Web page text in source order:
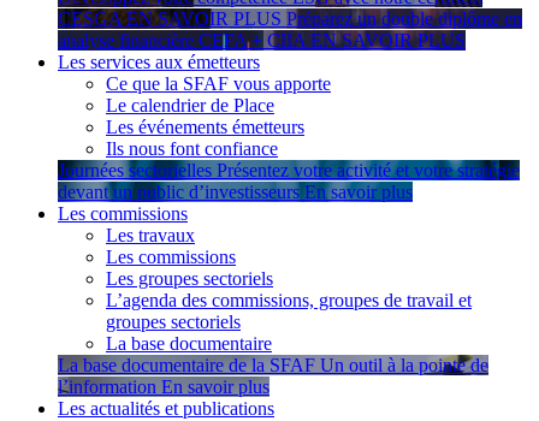
CESGA EN SAVOIR PLUS Préparez un double diplôme en
analyse financière CEFA + CIIA EN SAVOIR PLUS
Les services aux émetteurs
Ce que la SFAF vous apporte
Le calendrier de Place
Les événements émetteurs
Ils nous font confiance
Journées sectorielles Présentez votre activité et votre stratégie
devant un public d’investisseurs En savoir plus
Les commissions
Les travaux
Les commissions
Les groupes sectoriels
L’agenda des commissions, groupes de travail et
groupes sectoriels
La base documentaire
La base documentaire de la SFAF Un outil à la pointe de
l’information En savoir plus
Les actualités et publications